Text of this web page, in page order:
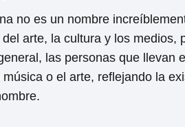
no es un nombre
arte, la cultura y los
las personas que llevan
o el arte, reflejando la